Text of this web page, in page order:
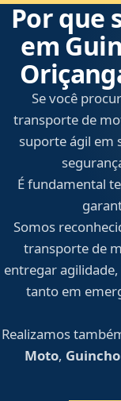
Por que
em
Se você
transporte de
suporte ágil em
É fundamental
Somos
transporte de
entregar
tanto em
Realizamos
Moto,